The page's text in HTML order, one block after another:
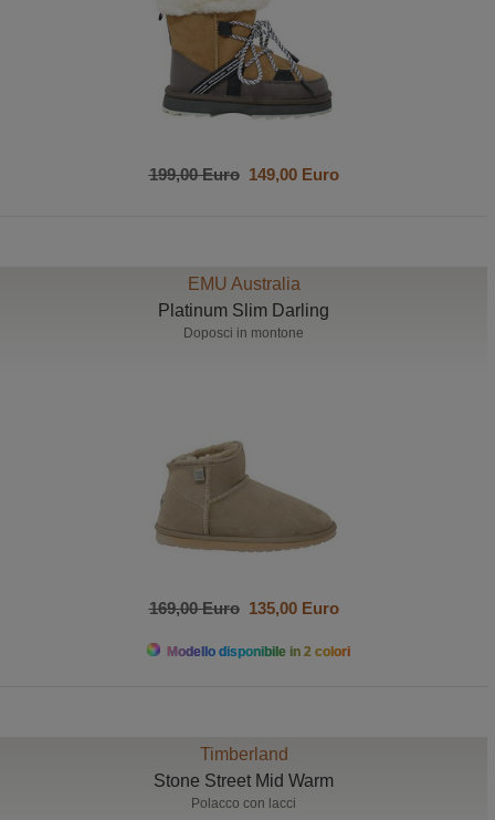
199,00 Euro149,00 Euro
EMU Australia
Platinum Slim Darling
Doposci in montone
169,00 Euro135,00 Euro
Modello disponibile in 2 colori
Timberland
Stone Street Mid Warm
Polacco con lacci